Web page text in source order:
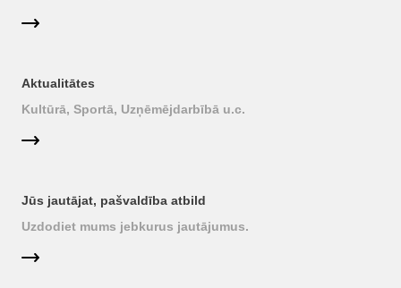
Aktualitātes
Kultūrā, Sportā, Uzņēmējdarbībā u.c.
Jūs jautājat, pašvaldība atbild
Uzdodiet mums jebkurus jautājumus.